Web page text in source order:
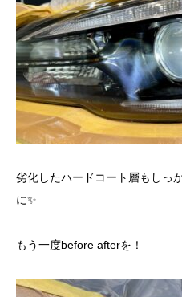
劣化したハードコート層もしっ
に✨
もう一度before afterを！